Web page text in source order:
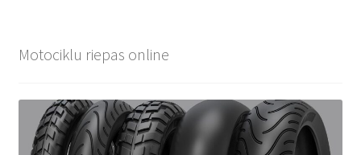
Motociklu riepas online